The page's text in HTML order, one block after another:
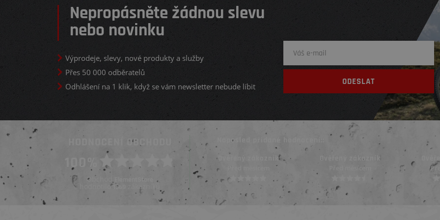
Nepropásněte žádnou slevu
nebo novinku
Výprodeje, slevy, nové produkty a služby
Přes 50 000 odběratelů
Odhlášení na 1 klik, když se vám newsletter nebude líbit
HODNOCENÍ OBCHODU
100%
Obchod ElementStore
hodnotilo 1669 zákazníků
Naposled přidané hodnocení::
Před 4 týdny Před měsícem
Ověřený zákazník
Před měsícem
Ověřený zákazník
Před měsícem